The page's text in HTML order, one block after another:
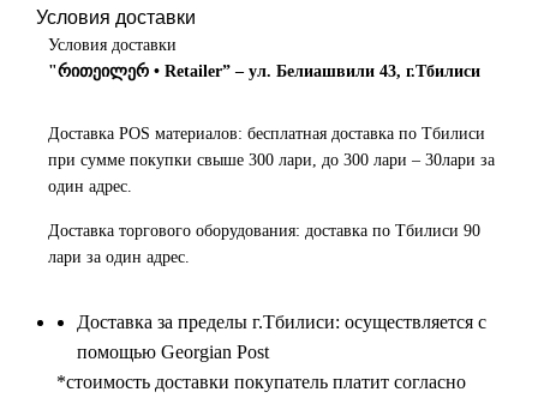
Условия доставки
Условия доставки
"რითეილერ • Retailer” – ул. Белиашвили 43, г.Тбилиси
Доставка POS материалов: бесплатная доставка по Тбилиси
при сумме покупки свыше 300 лари, до 300 лари – 30лари за
один адрес.
Доставка торгового оборудования: доставка по Тбилиси 90
лари за один адрес.
Доставка за пределы г.Тбилиси: осуществляется с
помощью Georgian Post
*cтоимость доставки покупатель платит согласно